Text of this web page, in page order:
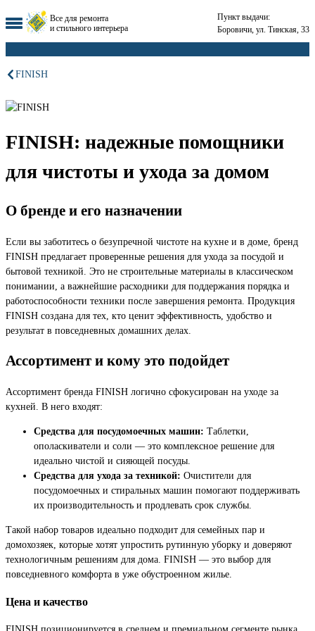
Все для ремонта
и стильного интерьера
Пункт выдачи:
Боровичи, ул. Тинская, 33
FINISH
FINISH: надежные помощники
для чистоты и ухода за домом
О бренде и его назначении
Если вы заботитесь о безупречной чистоте на кухне и в доме, бренд
FINISH предлагает проверенные решения для ухода за посудой и
бытовой техникой. Это не строительные материалы в классическом
понимании, а важнейшие расходники для поддержания порядка и
работоспособности техники после завершения ремонта. Продукция
FINISH создана для тех, кто ценит эффективность, удобство и
результат в повседневных домашних делах.
Ассортимент и кому это подойдет
Ассортимент бренда FINISH логично сфокусирован на уходе за
кухней. В него входят:
Средства для посудомоечных машин: Таблетки,
ополаскиватели и соли — это комплексное решение для
идеально чистой и сияющей посуды.
Средства для ухода за техникой: Очистители для
посудомоечных и стиральных машин помогают поддерживать
их производительность и продлевать срок службы.
Такой набор товаров идеально подходит для семейных пар и
домохозяек, которые хотят упростить рутинную уборку и доверяют
технологичным решениям для дома. FINISH — это выбор для
повседневного комфорта в уже обустроенном жилье.
Цена и качество